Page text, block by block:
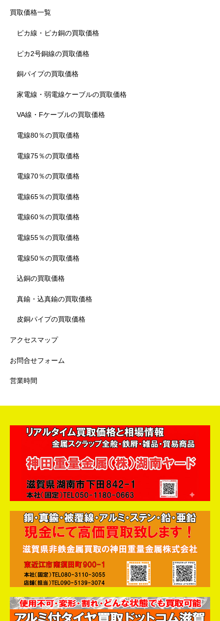
買取価格一覧
ピカ線・ピカ銅の買取価格
ピカ2号銅線の買取価格
銅パイプの買取価格
家電線・弱電線ケーブルの買取価格
VA線・Fケーブルの買取価格
電線80％の買取価格
電線75％の買取価格
電線70％の買取価格
電線65％の買取価格
電線60％の買取価格
電線55％の買取価格
電線50％の買取価格
込銅の買取価格
真鍮・込真鍮の買取価格
皮銅パイプの買取価格
アクセスマップ
お問合せフォーム
営業時間